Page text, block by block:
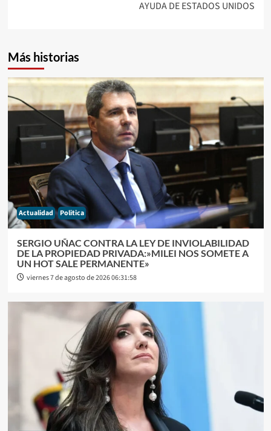
AYUDA DE ESTADOS UNIDOS
Más historias
Actualidad Politica
SERGIO UÑAC CONTRA LA LEY DE INVIOLABILIDAD
DE LA PROPIEDAD PRIVADA:»MILEI NOS SOMETE A
UN HOT SALE PERMANENTE»
viernes 7 de agosto de 2026 06:31:58